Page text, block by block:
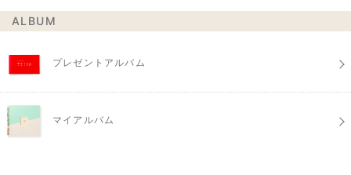
ALBUM
プレゼントアルバム
マイアルバム